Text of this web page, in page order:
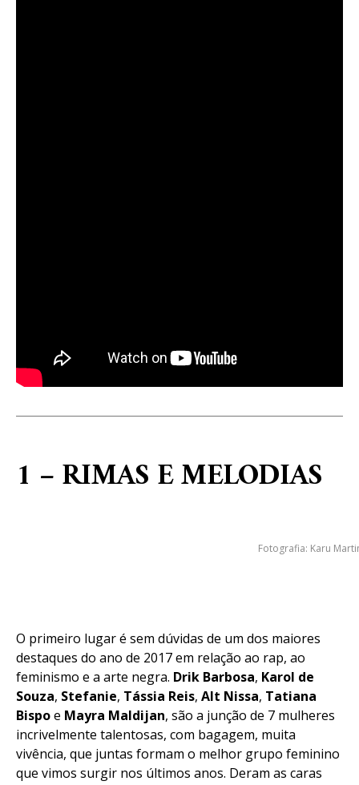
1 – RIMAS E MELODIAS
Fotografia: Karu
O primeiro lugar é sem dúvidas de um dos maiores
destaques do ano de 2017 em relação ao rap, ao
feminismo e a arte negra. Drik Barbosa, Karol de
Souza, Stefanie, Tássia Reis, Alt Nissa, Tatiana
Bispoe Mayra Maldijan, são a junção de 7 mulheres
incrivelmente talentosas, com bagagem, muita
vivência, que juntas formam o melhor grupo feminino
que vimos surgir nos últimos anos. Deram as caras